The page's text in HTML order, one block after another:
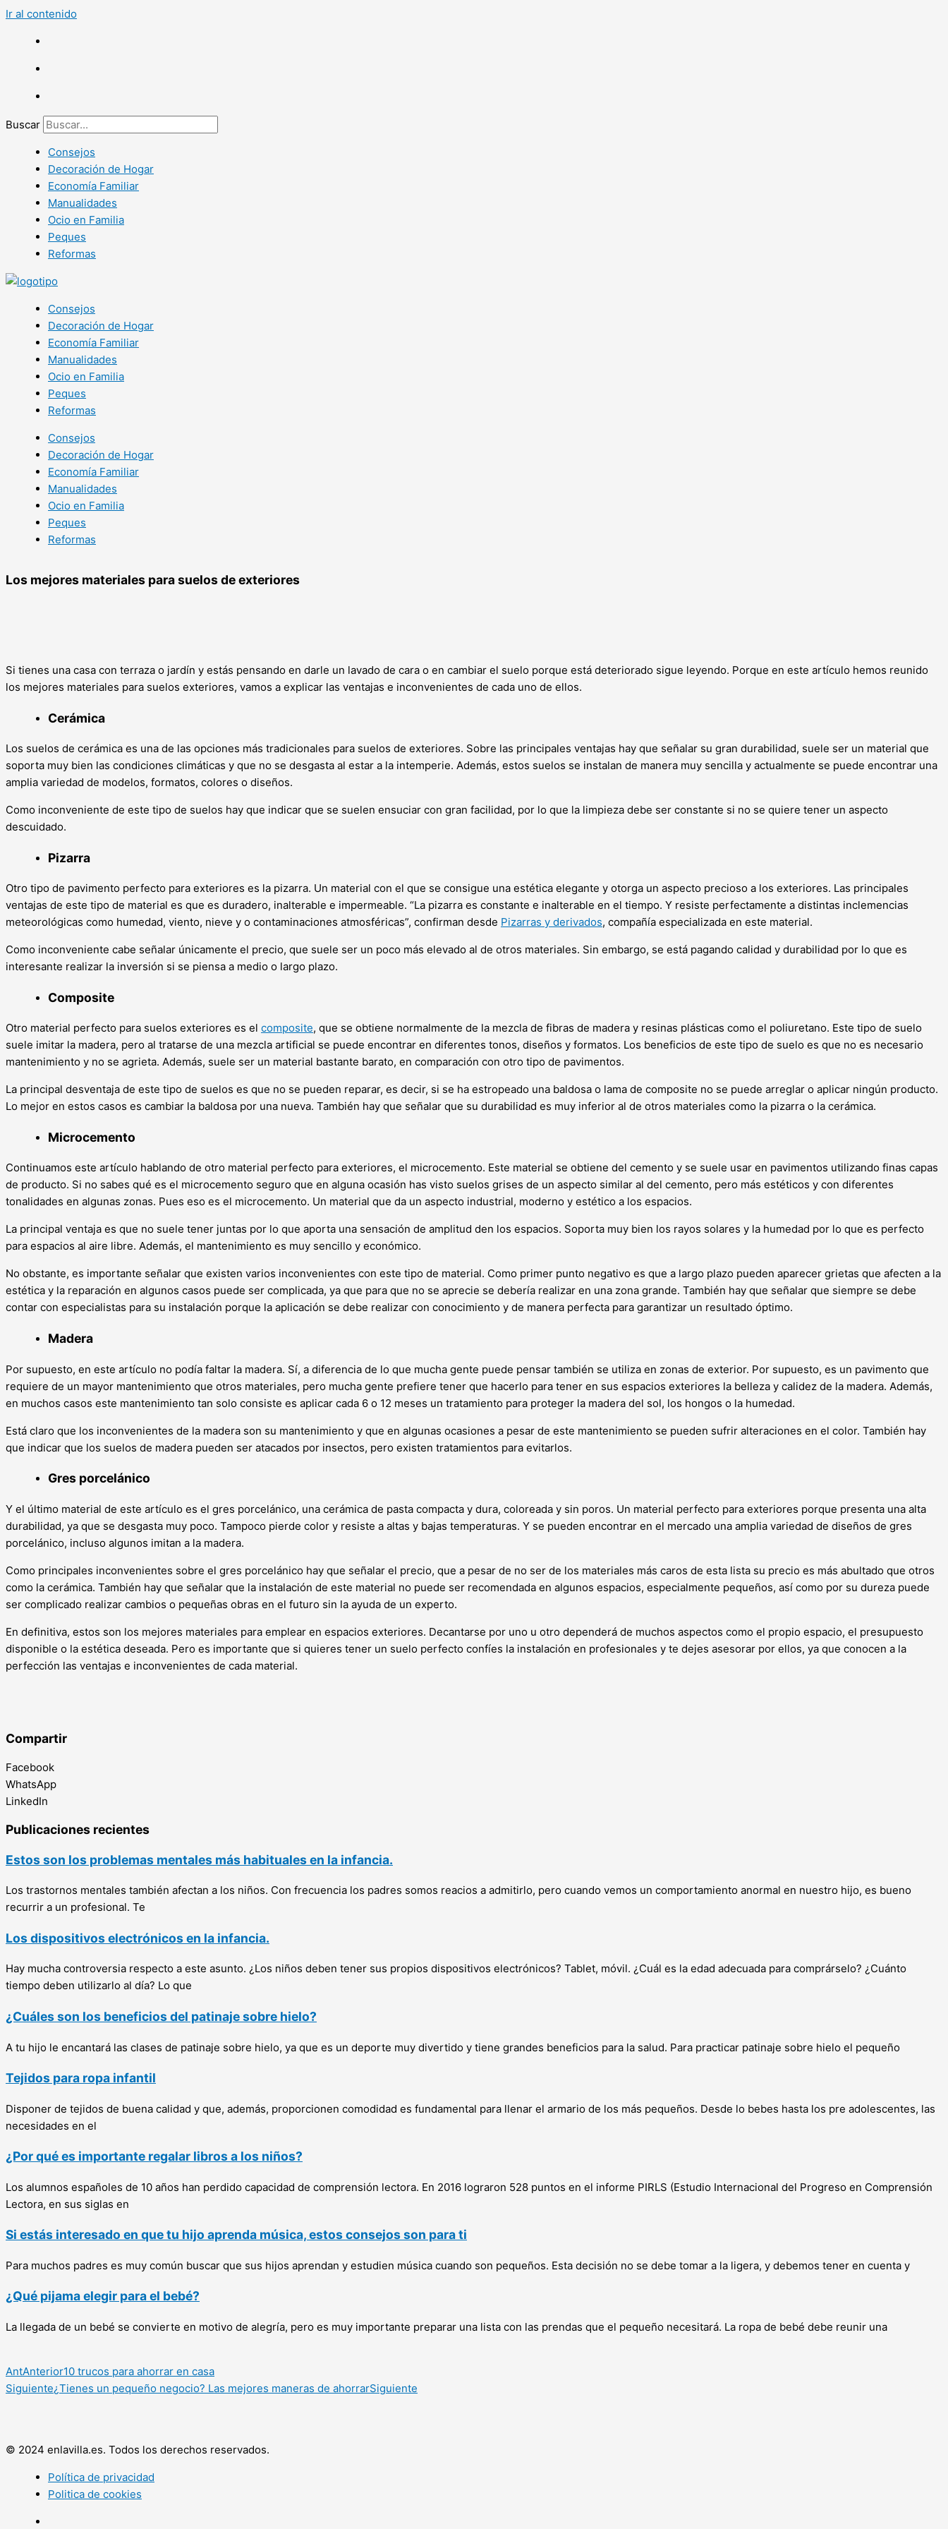
Ir al contenido
Buscar
Consejos
Decoración de Hogar
Economía Familiar
Manualidades
Ocio en Familia
Peques
Reformas
Consejos
Decoración de Hogar
Economía Familiar
Manualidades
Ocio en Familia
Peques
Reformas
Consejos
Decoración de Hogar
Economía Familiar
Manualidades
Ocio en Familia
Peques
Reformas
Los mejores materiales para suelos de exteriores
Si tienes una casa con terraza o jardín y estás pensando en darle un lavado de cara o en cambiar el suelo porque está deteriorado sigue leyendo. Porque en este artículo hemos reunido
los mejores materiales para suelos exteriores, vamos a explicar las ventajas e inconvenientes de cada uno de ellos.
Cerámica
Los suelos de cerámica es una de las opciones más tradicionales para suelos de exteriores. Sobre las principales ventajas hay que señalar su gran durabilidad, suele ser un material que
soporta muy bien las condiciones climáticas y que no se desgasta al estar a la intemperie. Además, estos suelos se instalan de manera muy sencilla y actualmente se puede encontrar una
amplia variedad de modelos, formatos, colores o diseños.
Como inconveniente de este tipo de suelos hay que indicar que se suelen ensuciar con gran facilidad, por lo que la limpieza debe ser constante si no se quiere tener un aspecto
descuidado.
Pizarra
Otro tipo de pavimento perfecto para exteriores es la pizarra. Un material con el que se consigue una estética elegante y otorga un aspecto precioso a los exteriores. Las principales
ventajas de este tipo de material es que es duradero, inalterable e impermeable. “La pizarra es constante e inalterable en el tiempo. Y resiste perfectamente a distintas inclemencias
meteorológicas como humedad, viento, nieve y o contaminaciones atmosféricas”, confirman desde Pizarras y derivados, compañía especializada en este material.
Como inconveniente cabe señalar únicamente el precio, que suele ser un poco más elevado al de otros materiales. Sin embargo, se está pagando calidad y durabilidad por lo que es
interesante realizar la inversión si se piensa a medio o largo plazo.
Composite
Otro material perfecto para suelos exteriores es el composite, que se obtiene normalmente de la mezcla de fibras de madera y resinas plásticas como el poliuretano. Este tipo de suelo
suele imitar la madera, pero al tratarse de una mezcla artificial se puede encontrar en diferentes tonos, diseños y formatos. Los beneficios de este tipo de suelo es que no es necesario
mantenimiento y no se agrieta. Además, suele ser un material bastante barato, en comparación con otro tipo de pavimentos.
La principal desventaja de este tipo de suelos es que no se pueden reparar, es decir, si se ha estropeado una baldosa o lama de composite no se puede arreglar o aplicar ningún producto.
Lo mejor en estos casos es cambiar la baldosa por una nueva. También hay que señalar que su durabilidad es muy inferior al de otros materiales como la pizarra o la cerámica.
Microcemento
Continuamos este artículo hablando de otro material perfecto para exteriores, el microcemento. Este material se obtiene del cemento y se suele usar en pavimentos utilizando finas capas
de producto. Si no sabes qué es el microcemento seguro que en alguna ocasión has visto suelos grises de un aspecto similar al del cemento, pero más estéticos y con diferentes
tonalidades en algunas zonas. Pues eso es el microcemento. Un material que da un aspecto industrial, moderno y estético a los espacios.
La principal ventaja es que no suele tener juntas por lo que aporta una sensación de amplitud den los espacios. Soporta muy bien los rayos solares y la humedad por lo que es perfecto
para espacios al aire libre. Además, el mantenimiento es muy sencillo y económico.
No obstante, es importante señalar que existen varios inconvenientes con este tipo de material. Como primer punto negativo es que a largo plazo pueden aparecer grietas que afecten a la
estética y la reparación en algunos casos puede ser complicada, ya que para que no se aprecie se debería realizar en una zona grande. También hay que señalar que siempre se debe
contar con especialistas para su instalación porque la aplicación se debe realizar con conocimiento y de manera perfecta para garantizar un resultado óptimo.
Madera
Por supuesto, en este artículo no podía faltar la madera. Sí, a diferencia de lo que mucha gente puede pensar también se utiliza en zonas de exterior. Por supuesto, es un pavimento que
requiere de un mayor mantenimiento que otros materiales, pero mucha gente prefiere tener que hacerlo para tener en sus espacios exteriores la belleza y calidez de la madera. Además,
en muchos casos este mantenimiento tan solo consiste es aplicar cada 6 o 12 meses un tratamiento para proteger la madera del sol, los hongos o la humedad.
Está claro que los inconvenientes de la madera son su mantenimiento y que en algunas ocasiones a pesar de este mantenimiento se pueden sufrir alteraciones en el color. También hay
que indicar que los suelos de madera pueden ser atacados por insectos, pero existen tratamientos para evitarlos.
Gres porcelánico
Y el último material de este artículo es el gres porcelánico, una cerámica de pasta compacta y dura, coloreada y sin poros. Un material perfecto para exteriores porque presenta una alta
durabilidad, ya que se desgasta muy poco. Tampoco pierde color y resiste a altas y bajas temperaturas. Y se pueden encontrar en el mercado una amplia variedad de diseños de gres
porcelánico, incluso algunos imitan a la madera.
Como principales inconvenientes sobre el gres porcelánico hay que señalar el precio, que a pesar de no ser de los materiales más caros de esta lista su precio es más abultado que otros
como la cerámica. También hay que señalar que la instalación de este material no puede ser recomendada en algunos espacios, especialmente pequeños, así como por su dureza puede
ser complicado realizar cambios o pequeñas obras en el futuro sin la ayuda de un experto.
En definitiva, estos son los mejores materiales para emplear en espacios exteriores. Decantarse por uno u otro dependerá de muchos aspectos como el propio espacio, el presupuesto
disponible o la estética deseada. Pero es importante que si quieres tener un suelo perfecto confíes la instalación en profesionales y te dejes asesorar por ellos, ya que conocen a la
perfección las ventajas e inconvenientes de cada material.
Compartir
Facebook
WhatsApp
LinkedIn
Publicaciones recientes
Estos son los problemas mentales más habituales en la infancia.
Los trastornos mentales también afectan a los niños. Con frecuencia los padres somos reacios a admitirlo, pero cuando vemos un comportamiento anormal en nuestro hijo, es bueno
recurrir a un profesional. Te
Los dispositivos electrónicos en la infancia.
Hay mucha controversia respecto a este asunto. ¿Los niños deben tener sus propios dispositivos electrónicos? Tablet, móvil. ¿Cuál es la edad adecuada para comprárselo? ¿Cuánto
tiempo deben utilizarlo al día? Lo que
¿Cuáles son los beneficios del patinaje sobre hielo?
A tu hijo le encantará las clases de patinaje sobre hielo, ya que es un deporte muy divertido y tiene grandes beneficios para la salud. Para practicar patinaje sobre hielo el pequeño
Tejidos para ropa infantil
Disponer de tejidos de buena calidad y que, además, proporcionen comodidad es fundamental para llenar el armario de los más pequeños. Desde lo bebes hasta los pre adolescentes, las
necesidades en el
¿Por qué es importante regalar libros a los niños?
Los alumnos españoles de 10 años han perdido capacidad de comprensión lectora. En 2016 lograron 528 puntos en el informe PIRLS (Estudio Internacional del Progreso en Comprensión
Lectora, en sus siglas en
Si estás interesado en que tu hijo aprenda música, estos consejos son para ti
Para muchos padres es muy común buscar que sus hijos aprendan y estudien música cuando son pequeños. Esta decisión no se debe tomar a la ligera, y debemos tener en cuenta y
¿Qué pijama elegir para el bebé?
La llegada de un bebé se convierte en motivo de alegría, pero es muy importante preparar una lista con las prendas que el pequeño necesitará. La ropa de bebé debe reunir una
AntAnterior10 trucos para ahorrar en casa
Siguiente¿Tienes un pequeño negocio? Las mejores maneras de ahorrarSiguiente
© 2024 enlavilla.es. Todos los derechos reservados.
Política de privacidad
Politica de cookies